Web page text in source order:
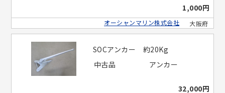
1,000円
大阪府
オーシャンマリン株式会社
SOCアンカー 約20Kg
中古品
アンカー
32,000円